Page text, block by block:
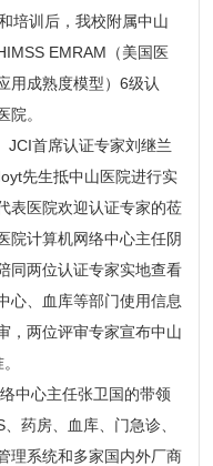
训后，我校附属中山
EMRAM（美国医
用成熟度模型）6级认
。
首席认证专家刘继兰
先生抵中山医院进行实
表医院欢迎认证专家的莅
院计算机网络中心主任阴
同两位认证专家实地查看
心、血库等部门使用信息
，两位评审专家宣布中山
心主任张卫国的带领
药房、血库、门急诊、
理系统和多家国内外厂商